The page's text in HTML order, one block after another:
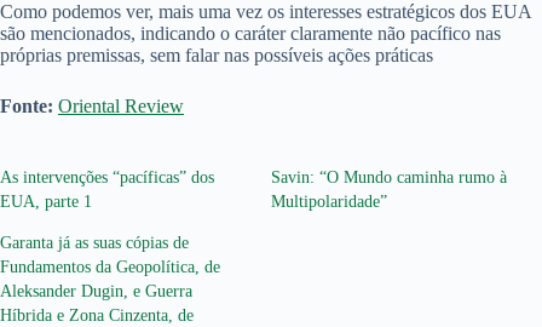
Como podemos ver, mais uma vez os interesses estratégicos dos EUA
são mencionados, indicando o caráter claramente não pacífico nas
próprias premissas, sem falar nas possíveis ações práticas
Fonte: Oriental Review
As intervenções “pacíficas” dos
EUA, parte 1
Savin: “O Mundo caminha rumo à
Multipolaridade”
Garanta já as suas cópias de
Fundamentos da Geopolítica, de
Aleksander Dugin, e Guerra
Híbrida e Zona Cinzenta, de